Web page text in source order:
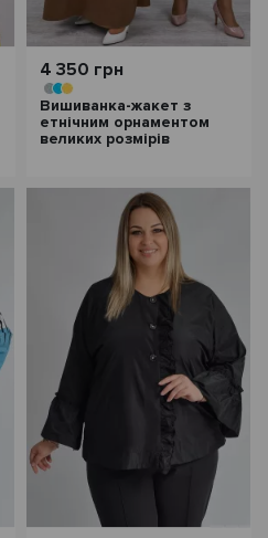
4 350 грн
Вишиванка-жакет з
етнічним орнаментом
великих розмірів